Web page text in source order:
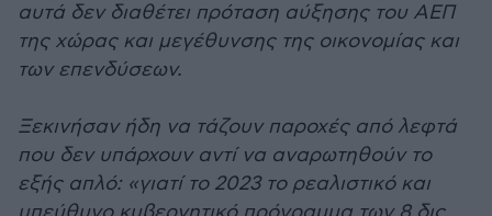
αυτά δεν διαθέτει πρόταση αύξησης του ΑΕΠ
της χώρας και μεγέθυνσης της οικονομίας και
των επενδύσεων.
Ξεκινήσαν ήδη να τάζουν παροχές από λεφτά
που δεν υπάρχουν αντί να αναρωτηθούν το
εξής απλό: «γιατί το 2023 το ρεαλιστικό και